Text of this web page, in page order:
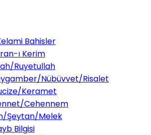
Bahisler
ı Kerim
Ruyetullah
Nübüvvet/Risalet
Keramet
Cehennem
Şeytan/Melek
Bilgisi